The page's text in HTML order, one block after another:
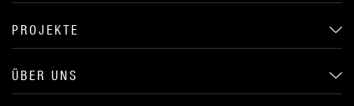
PROJEKTE
ÜBER UNS